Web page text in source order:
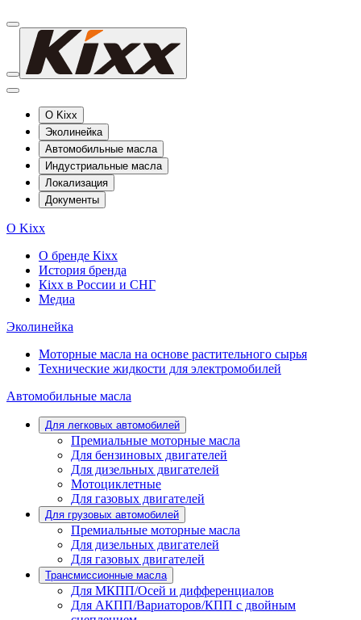
О Kixx
Эколинейка
Автомобильные масла
Индустриальные масла
Локализация
Документы
О Kixx
О бренде Кіхх
История бренда
Кіхx в России и СНГ
Медиа
Эколинейка
Моторные масла на основе растительного сырья
Технические жидкости для электромобилей
Автомобильные масла
Для легковых автомобилей
Премиальные моторные масла
Для бензиновых двигателей
Для дизельных двигателей
Мотоциклетные
Для газовых двигателей
Для грузовых автомобилей
Премиальные моторные масла
Для дизельных двигателей
Для газовых двигателей
Трансмиссионные масла
Для МКПП/Осей и дифференциалов
Для АКПП/Вариаторов/КПП с двойным